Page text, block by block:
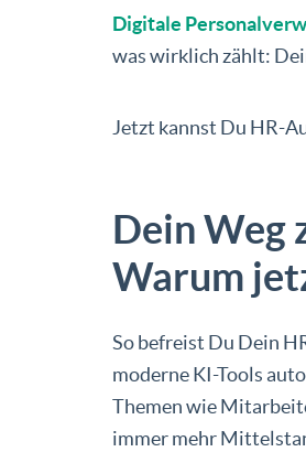
Digitale
was wirklich zählt:
Jetzt kannst Du HR-
Dein Weg
Warum
So befreist Du Dein
moderne KI-Tools
Themen wie
immer mehr